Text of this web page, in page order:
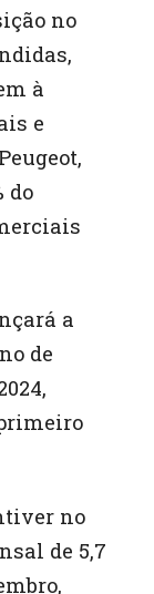
no
à
e
do
a
de
no
de 5,7